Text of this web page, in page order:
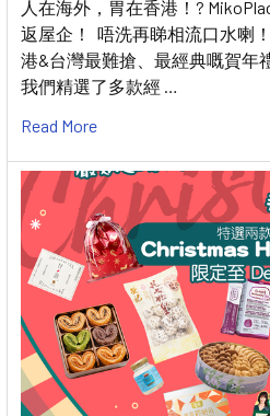
人在海外，胃在香港！?
返屋企！ 唔洗再睇相流口水喇
港&台灣最難搶、最經典嘅賀年
我們精選了多款經 …
Read More